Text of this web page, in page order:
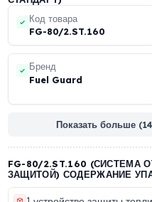
ГРУППА АВТОБУСОВ-
IVECO
ЗАЩИТОЙ)
СТАНДАРТ)
Код товара